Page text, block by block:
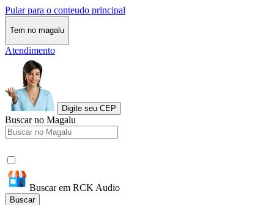
Pular para o conteudo principal
Tem no magalu
Atendimento
Digite seu CEP
Buscar no Magalu
Buscar em RCK Audio
Buscar